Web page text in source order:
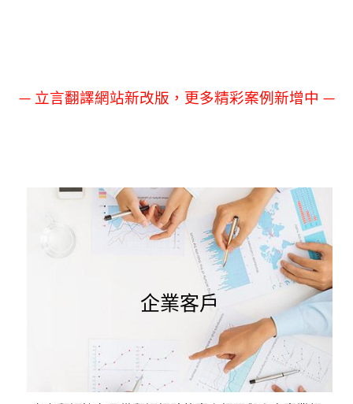
— 立言翻譯網站新改版，更多精彩案例新增中 —
企業客戶